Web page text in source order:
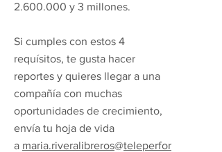
2.600.000 y 3 millones.
Si cumples con estos 4
requísitos, te gusta hacer
reportes y quieres llegar a una
compañía con muchas
oportunidades de crecimiento,
envía tu hoja de vida
a maria.riveralibreros@teleperfor